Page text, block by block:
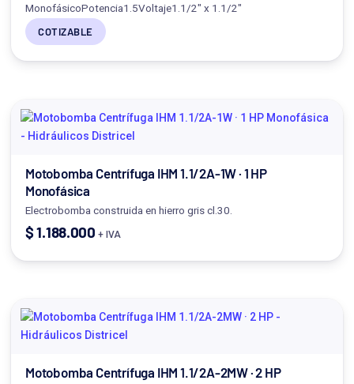
MonofásicoPotencia1.5Voltaje1.1/2" x 1.1/2"
COTIZABLE
Motobomba Centrífuga IHM 1.1/2A-1W · 1 HP
Monofásica
Electrobomba construida en hierro gris cl.30.
$1.188.000 + IVA
Motobomba Centrífuga IHM 1.1/2A-2MW · 2 HP